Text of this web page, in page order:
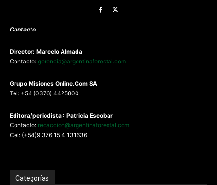
Contacto
Director: Marcelo Almada
Contacto: gerencia@argentinaforestal.com
Grupo Misiones Online.Com SA
Tel: +54 (0376) 4425800
Editora/periodista : Patricia Escobar
Contacto: redaccion@argentinaforestal.com
Cel: (+54)9 376 15 4 131636
Categorías